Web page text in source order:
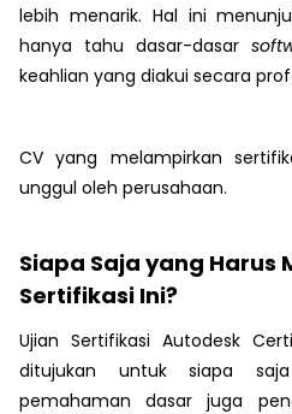
lebih menarik. Hal ini
hanya tahu dasar-dasar
keahlian yang diakui secara
CV yang melampirkan
unggul oleh perusahaan.
Siapa Saja yang Harus
Sertifikasi Ini?
Ujian Sertifikasi Autodesk
ditujukan untuk siapa
pemahaman dasar juga